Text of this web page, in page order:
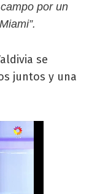
por un
se
juntos y una